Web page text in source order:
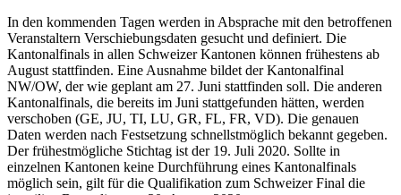
In den kommenden Tagen werden in Absprache mit den betroffenen
Veranstaltern Verschiebungsdaten gesucht und definiert. Die
Kantonalfinals in allen Schweizer Kantonen können frühestens ab
August stattfinden. Eine Ausnahme bildet der Kantonalfinal
NW/OW, der wie geplant am 27. Juni stattfinden soll. Die anderen
Kantonalfinals, die bereits im Juni stattgefunden hätten, werden
verschoben (GE, JU, TI, LU, GR, FL, FR, VD). Die genauen
Daten werden nach Festsetzung schnellstmöglich bekannt gegeben.
Der frühestmögliche Stichtag ist der 19. Juli 2020. Sollte in
einzelnen Kantonen keine Durchführung eines Kantonalfinals
möglich sein, gilt für die Qualifikation zum Schweizer Final die